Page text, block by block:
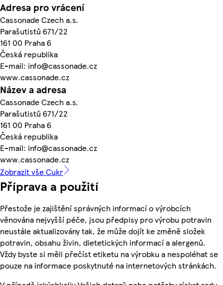
Adresa pro vrácení
Cassonade Czech a.s.
Parašutistů 671/22
161 00 Praha 6
Česká republika
E-mail: info@cassonade.cz
www.cassonade.cz
Název a adresa
Cassonade Czech a.s.
Parašutistů 671/22
161 00 Praha 6
Česká republika
E-mail: info@cassonade.cz
www.cassonade.cz
Zobrazit vše Cukr
Příprava a použití
Přestože je zajištění správných informací o výrobcích
věnována nejvyšší péče, jsou předpisy pro výrobu potravin
neustále aktualizovány tak, že může dojít ke změně složek
potravin, obsahu živin, dietetických informací a alergenů.
Vždy byste si měli přečíst etiketu na výrobku a nespoléhat se
pouze na informace poskytnuté na internetových stránkách.